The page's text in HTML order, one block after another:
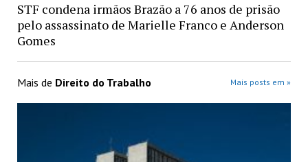
STF condena irmãos Brazão a 76 anos de prisão
pelo assassinato de Marielle Franco e Anderson
Gomes
Mais de Direito do Trabalho Mais posts em »